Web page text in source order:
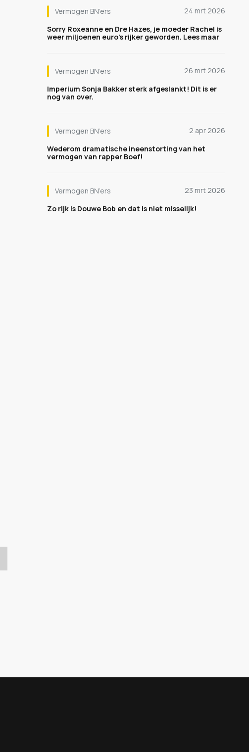
Vermogen BN’ers
24 mrt 2026
Sorry Roxeanne en Dre Hazes, je moeder Rachel is
weer miljoenen euro's rijker geworden. Lees maar
Vermogen BN’ers
26 mrt 2026
Imperium Sonja Bakker sterk afgeslankt! Dit is er
nog van over.
Vermogen BN’ers
2 apr 2026
Wederom dramatische ineenstorting van het
vermogen van rapper Boef!
Vermogen BN’ers
23 mrt 2026
Zo rijk is Douwe Bob en dat is niet misselijk!